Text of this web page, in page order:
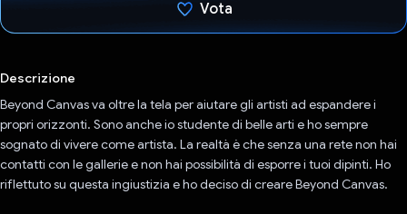
Vota
Descrizione
Beyond Canvas va oltre la tela per aiutare gli artisti ad espandere i
propri orizzonti. Sono anche io studente di belle arti e ho sempre
sognato di vivere come artista. La realtà è che senza una rete non hai
contatti con le gallerie e non hai possibilità di esporre i tuoi dipinti. Ho
riflettuto su questa ingiustizia e ho deciso di creare Beyond Canvas.